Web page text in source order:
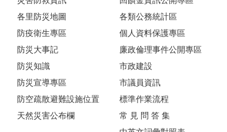
各里防災地圖
防疫衛生專區
防災大事記
防災知識
防災宣導專區
防空疏散避難設施位置
天然災害公布欄
各類公務統計區
個人資料保護專區
廉政倫理事件公開專區
市政建設
市議員資訊
標準作業流程
常 見 問 答 集